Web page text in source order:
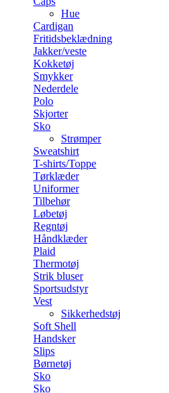
Hue
Cardigan
Fritidsbeklædning
Jakker/veste
Kokketøj
Smykker
Nederdele
Polo
Skjorter
Sko
Strømper
Sweatshirt
T-shirts/Toppe
Tørklæder
Uniformer
Tilbehør
Løbetøj
Regntøj
Håndklæder
Plaid
Thermotøj
Strik bluser
Sportsudstyr
Vest
Sikkerhedstøj
Soft Shell
Handsker
Slips
Børnetøj
Sko
Sko